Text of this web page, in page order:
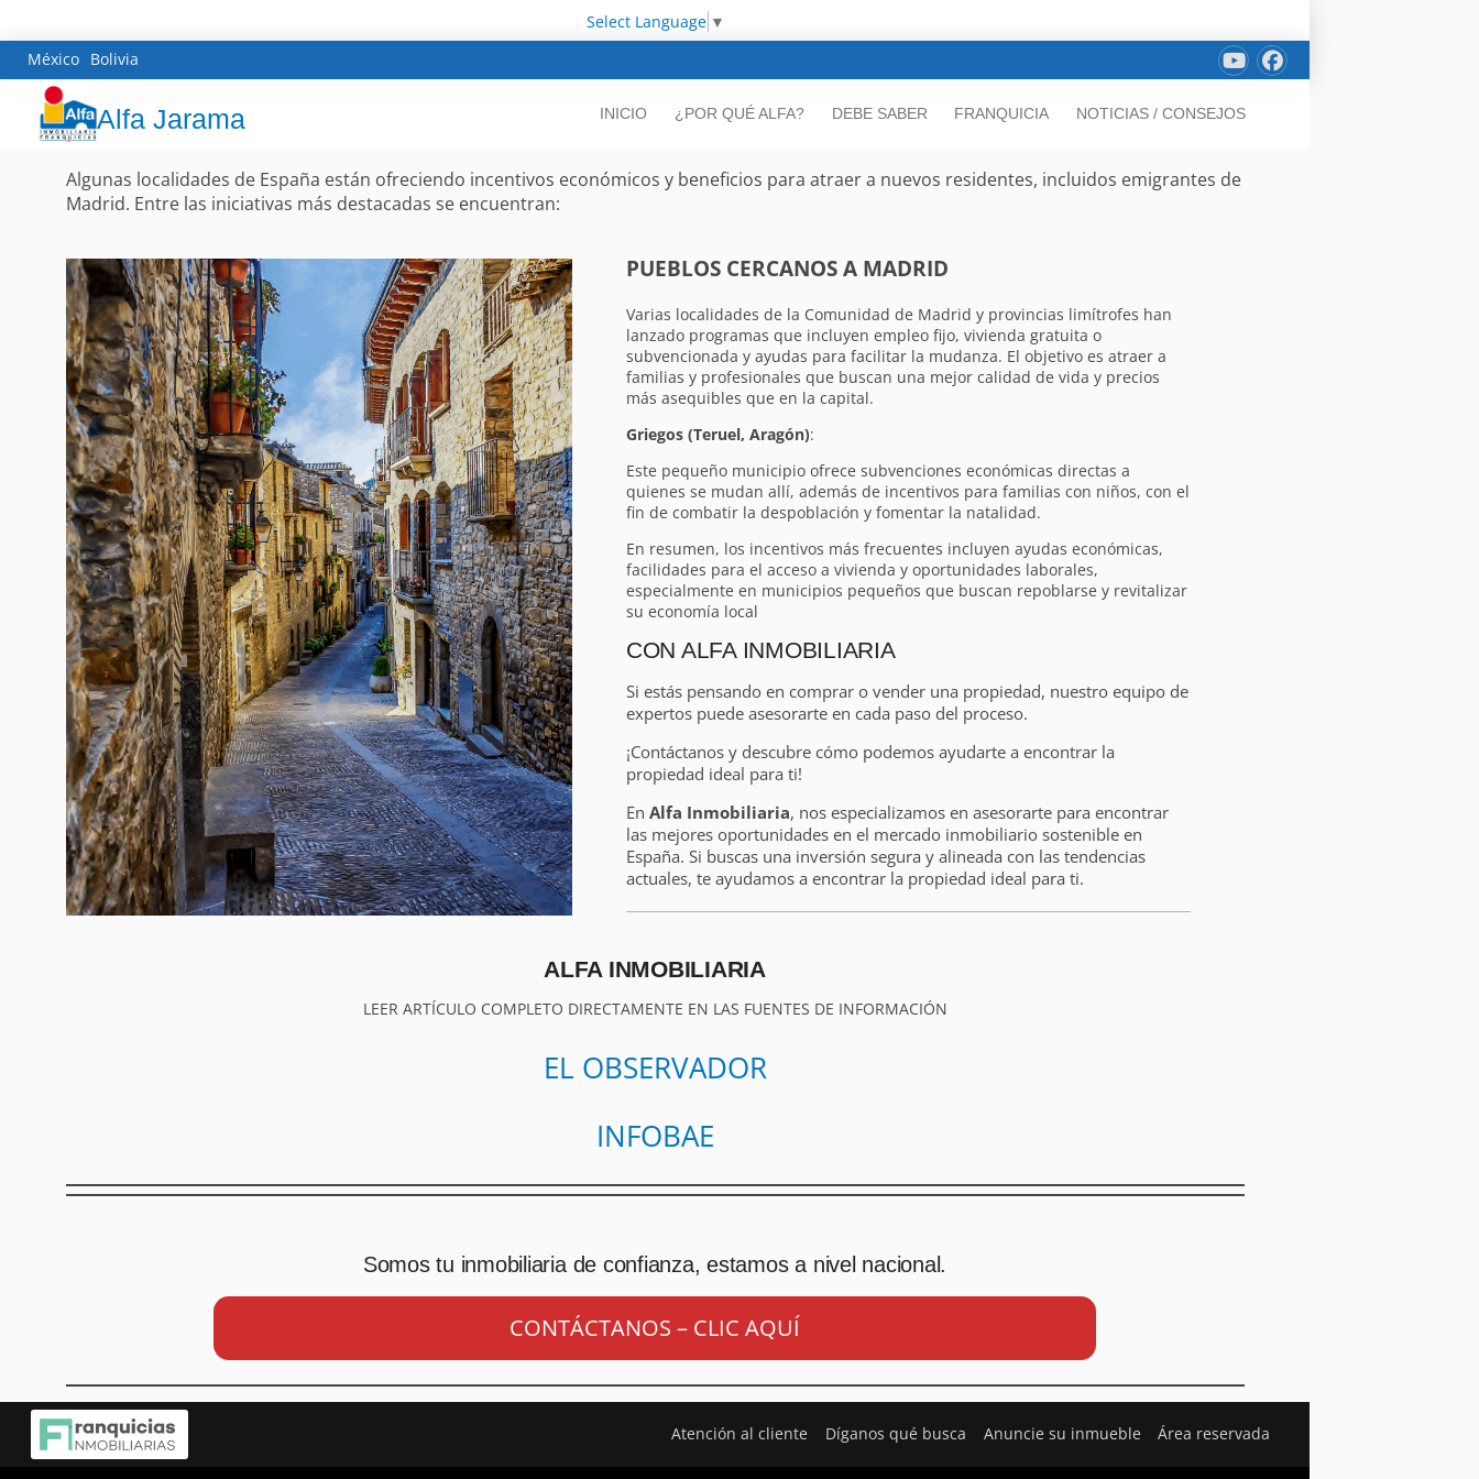
Select Language ▼
México Bolivia
Alfa Jarama INICIO ¿POR QUÉ ALFA? DEBE SABER FRANQUICIA NOTICIAS / CONSEJOS
Algunas localidades de España están ofreciendo incentivos económicos y beneficios para atraer a nuevos residentes, incluidos emigrantes de
Madrid. Entre las iniciativas más destacadas se encuentran:
PUEBLOS CERCANOS A MADRID
Varias localidades de la Comunidad de Madrid y provincias limítrofes han
lanzado programas que incluyen empleo fijo, vivienda gratuita o
subvencionada y ayudas para facilitar la mudanza. El objetivo es atraer a
familias y profesionales que buscan una mejor calidad de vida y precios
más asequibles que en la capital.
Griegos (Teruel, Aragón):
Este pequeño municipio ofrece subvenciones económicas directas a
quienes se mudan allí, además de incentivos para familias con niños, con el
fin de combatir la despoblación y fomentar la natalidad.
En resumen, los incentivos más frecuentes incluyen ayudas económicas,
facilidades para el acceso a vivienda y oportunidades laborales,
especialmente en municipios pequeños que buscan repoblarse y revitalizar
su economía local
CON ALFA INMOBILIARIA
Si estás pensando en comprar o vender una propiedad, nuestro equipo de
expertos puede asesorarte en cada paso del proceso.
¡Contáctanos y descubre cómo podemos ayudarte a encontrar la
propiedad ideal para ti!
En Alfa Inmobiliaria, nos especializamos en asesorarte para encontrar
las mejores oportunidades en el mercado inmobiliario sostenible en
España. Si buscas una inversión segura y alineada con las tendencias
actuales, te ayudamos a encontrar la propiedad ideal para ti.
ALFA INMOBILIARIA
LEER ARTÍCULO COMPLETO DIRECTAMENTE EN LAS FUENTES DE INFORMACIÓN
EL OBSERVADOR
INFOBAE
Somos tu inmobiliaria de confianza, estamos a nivel nacional.
CONTÁCTANOS – CLIC AQUÍ
Atención al cliente Díganos qué busca Anuncie su inmueble Área reservada